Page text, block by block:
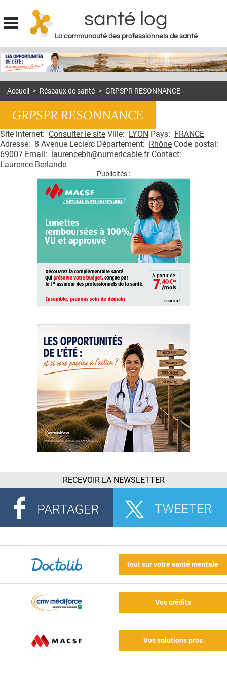
Jump to navigation
santé log
La communauté des professionnels de santé
MON COMPTE
ACTUS
DOSSIERS
RÉSEAUX
QUI SOMMES-NOUS ?
CONDITIONS GÉNÉRALES
Accueil > Réseaux de santé > GRPSPR RESONNANCE
GRPSPR RESONNANCE
Site internet: Consulter le site Ville: LYON Pays: FRANCE
Adresse: 8 Avenue Leclerc Département: Rhône Code postal:
69007 Email: laurencebh@numericable.fr Contact:
Laurence Berlande
Publicités :
RECEVOIR LA NEWSLETTER
tout sur votre santé mentale
Vos crédits
Vos solutions pros